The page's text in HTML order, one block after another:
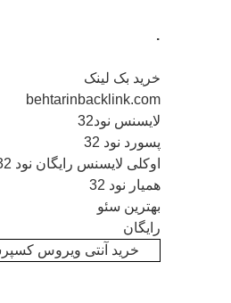
.
خرید بک لینک
behtarinbacklink.com
لایسنس نود32
پسورد نود 32
اوکلی لایسنس رایگان نود 32
همیار نود 32
بهترین سئو
رایگان
خرید آنتی ویروس